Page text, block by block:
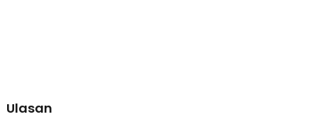
Ulasan